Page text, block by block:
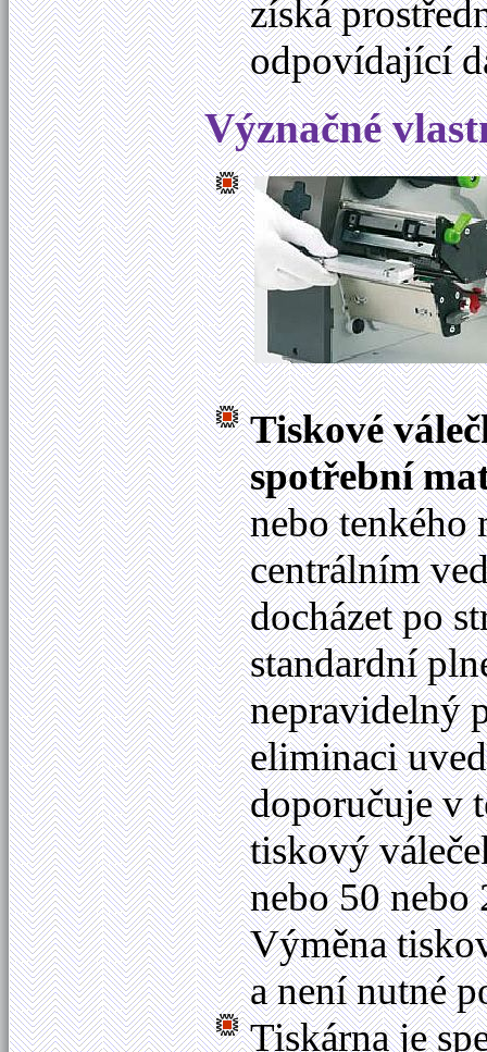
získá
odpovídající
Význačné
Tiskové
spotřební
nebo tenkého
centrálním
docházet po
standardní
nepravidelný
eliminaci
doporučuje v
tiskový
nebo 50
Výměna
a není nutné
Tiskárna je